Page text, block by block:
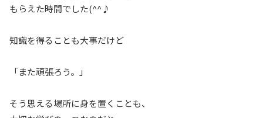
もらえた時間でした(^^♪
知識を得ることも大事だけど
「また頑張ろう。」
そう思える場所に身を置くことも、